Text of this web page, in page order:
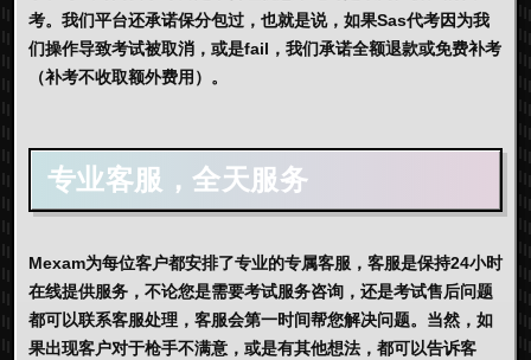
考。我们平台还承诺保分包过，也就是说，如果Sas代考因为我
们操作导致考试被取消，或是fail，我们承诺全额退款或免费补考
（补考不收取额外费用）。
专业客服，全天服务
Mexam为每位客户都安排了专业的专属客服，客服是保持24小时
在线提供服务，不论您是需要考试服务咨询，还是考试售后问题
都可以联系客服处理，客服会第一时间帮您解决问题。当然，如
果出现客户对于枪手不满意，或是有其他想法，都可以告诉客